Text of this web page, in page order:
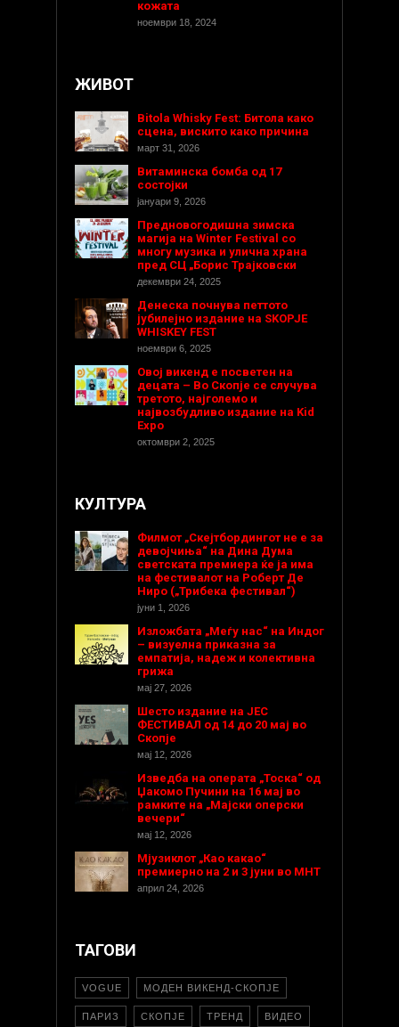
кожата
ноември 18, 2024
ЖИВОТ
Bitola Whisky Fest: Битола како
сцена, вискито како причина
март 31, 2026
Витаминска бомба од 17
состојки
јануари 9, 2026
Предновогодишнa зимска
магија на Winter Festival со
многу музика и улична храна
пред СЦ „Борис Трајковски
декември 24, 2025
Денеска почнува петтото
јубилејно издание на SKOPJE
WHISKEY FEST
ноември 6, 2025
Овој викенд е посветен на
децата – Во Скопје се случува
третото, најголемо и
највозбудливо издание на Kid
Expo
октомври 2, 2025
КУЛТУРА
Филмот „Скејтбордингот не е за
девојчиња“ на Дина Дума
светската премиера ќе ја има
на фестивалот на Роберт Де
Ниро („Трибека фестивал“)
јуни 1, 2026
Изложбата „Меѓу нас“ на Индог
– визуелна приказна за
емпатија, надеж и колективна
грижа
мај 27, 2026
Шесто издание на ЈЕС
ФЕСТИВАЛ од 14 до 20 мај во
Скопје
мај 12, 2026
Изведба на операта „Тоска“ од
Џакомо Пучини на 16 мај во
рамките на „Мајски оперски
вечери“
мај 12, 2026
Мјузиклот „Као какао“
премиерно на 2 и 3 јуни во МНТ
април 24, 2026
ТАГОВИ
VOGUE МОДЕН ВИКЕНД-СКОПЈЕ
ПАРИЗ СКОПЈЕ ТРЕНД ВИДЕО